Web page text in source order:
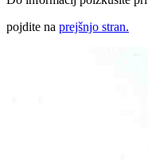
pojdite na prejšnjo stran.